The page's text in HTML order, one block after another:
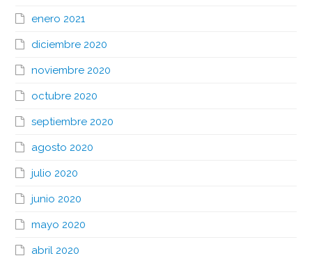
enero 2021
diciembre 2020
noviembre 2020
octubre 2020
septiembre 2020
agosto 2020
julio 2020
junio 2020
mayo 2020
abril 2020